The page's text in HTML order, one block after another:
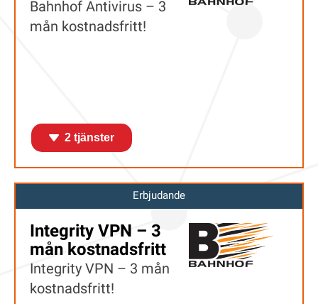
Bahnhof Antivirus – 3
mån kostnadsfritt!
2 tjänster
Erbjudande
Integrity VPN – 3
mån kostnadsfritt
Integrity VPN – 3 mån
kostnadsfritt!